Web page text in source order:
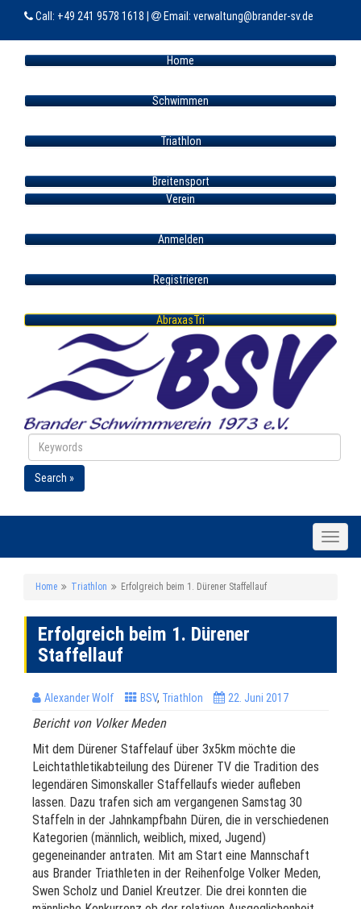
Call: +49 241 9578 1618 Email: verwaltung@brander-sv.de
Home
Schwimmen
Triathlon
Breitensport
Verein
Anmelden
Registrieren
AbraxasTri
Search »
Toggle
Home Triathlon Erfolgreich beim 1. Dürener Staffellauf
Erfolgreich beim 1. Dürener
Staffellauf
Alexander Wolf BSV, Triathlon 22. Juni 2017
Bericht von Volker Meden
Mit dem Dürener Staffelauf über 3x5km möchte die
Leichtathletikabteilung des Dürener TV die Tradition des
legendären Simonskaller Staffellaufs wieder aufleben
lassen. Dazu trafen sich am vergangenen Samstag 30
Staffeln in der Jahnkampfbahn Düren, die in verschiedenen
Kategorien (männlich, weiblich, mixed, Jugend)
gegeneinander antraten. Mit am Start eine Mannschaft
aus Brander Triathleten in der Reihenfolge Volker Meden,
Swen Scholz und Daniel Kreutzer. Die drei konnten die